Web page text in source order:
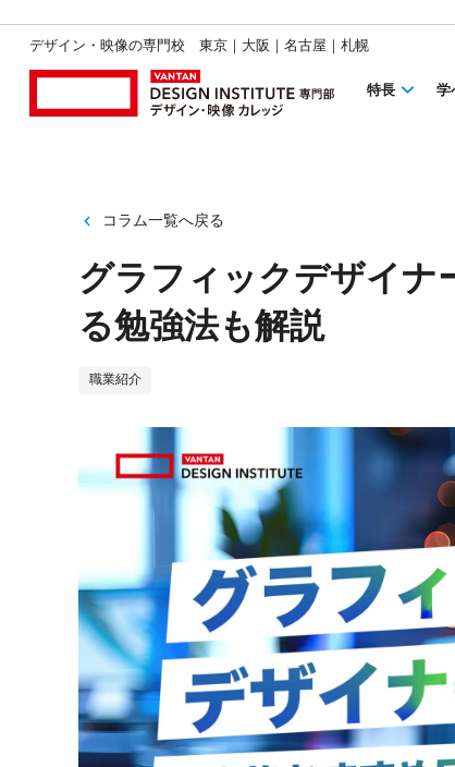
デザイン・映像の専門校 東京｜大阪｜名古屋｜札幌
特長 学
コラム一覧へ戻る
グラフィックデザイナ
る勉強法も解説
職業紹介